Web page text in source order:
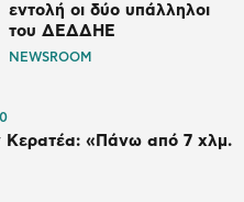
εντολή οι δύο υπάλληλοι
του ΔΕΔΔΗΕ
NEWSROOM
Κερατέα: «Πάνω από 7 χλμ.